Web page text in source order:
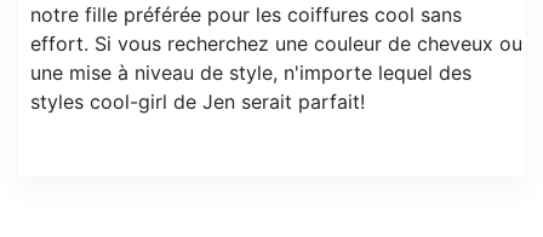
notre fille préférée pour les coiffures cool sans
effort. Si vous recherchez une couleur de cheveux ou
une mise à niveau de style, n'importe lequel des
styles cool-girl de Jen serait parfait!